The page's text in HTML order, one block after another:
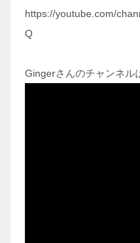
https://youtube.com/
Q
Gingerさんのチャンネル